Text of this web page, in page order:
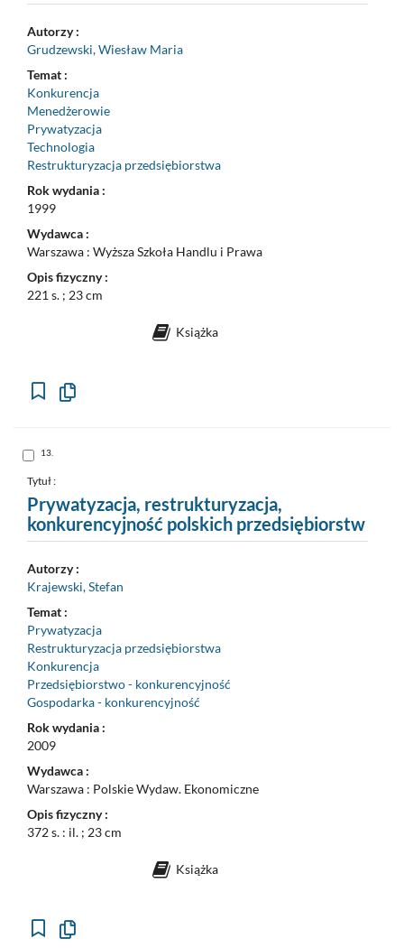
Autorzy :
Grudzewski, Wiesław Maria
Temat :
Konkurencja
Menedżerowie
Prywatyzacja
Technologia
Restrukturyzacja przedsiębiorstwa
Rok wydania :
1999
Wydawca :
Warszawa : Wyższa Szkoła Handlu i Prawa
Opis fizyczny :
221 s. ; 23 cm
Książka
Kopiuj
Skocz
do
nr
13
13.
Tytuł :
Prywatyzacja, restrukturyzacja,
konkurencyjność polskich przedsiębiorstw
Autorzy :
Krajewski, Stefan
Temat :
Prywatyzacja
Restrukturyzacja przedsiębiorstwa
Konkurencja
Przedsiębiorstwo - konkurencyjność
Gospodarka - konkurencyjność
Rok wydania :
2009
Wydawca :
Warszawa : Polskie Wydaw. Ekonomiczne
Opis fizyczny :
372 s. : il. ; 23 cm
Książka
Kopiuj